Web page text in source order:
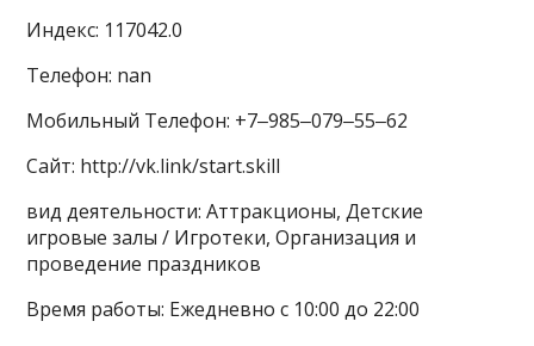
Индекс: 117042.0
Телефон: nan
Мобильный Телефон: +7‒985‒079‒55‒62
Сайт: http://vk.link/start.skill
вид деятельности: Аттракционы, Детские
игровые залы / Игротеки, Организация и
проведение праздников
Время работы: Ежедневно с 10:00 до 22:00